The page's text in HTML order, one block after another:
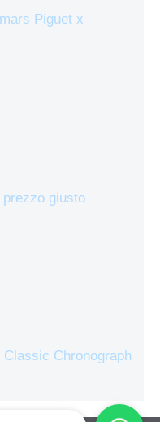
Piguet x
giusto
Chronograph